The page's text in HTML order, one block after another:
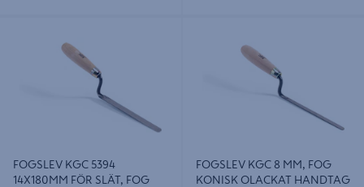
FÖR SLÄT, FOG KONISK OLACKAT
FOGSLEV KGC 5394
14X180MM FÖR SLÄT, FOG
FOGSLEV KGC 8 MM, FOG
KONISK OLACKAT HANDTAG